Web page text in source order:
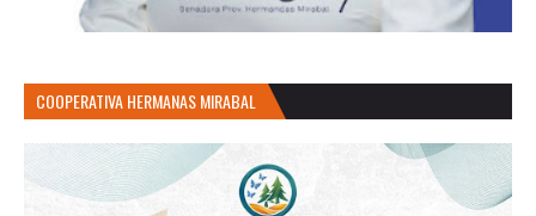
COOPERATIVA HERMANAS MIRABAL